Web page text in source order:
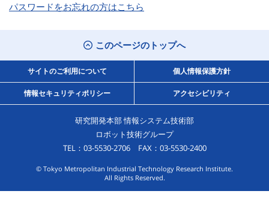
パスワードをお忘れの方はこちら
このページのトップへ
サイトのご利用について 個人情報保護方針
情報セキュリティポリシー アクセシビリティ
研究開発本部 情報システム技術部
ロボット技術グループ
TEL：03-5530-2706 FAX：03-5530-2400
© Tokyo Metropolitan Industrial Technology Research Institute.
All Rights Reserved.